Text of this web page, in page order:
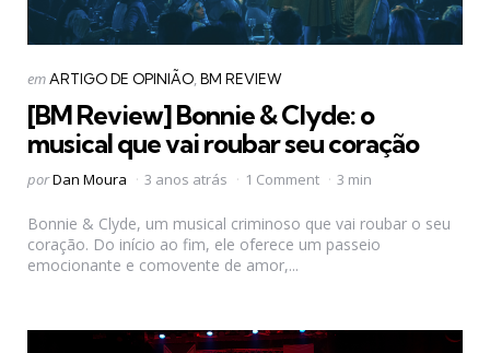
Categorias
Postado
emARTIGO DE OPINIÃO BM REVIEW
[BM Review] Bonnie & Clyde: o
musical que vai roubar seu coração
Postado
porDan Moura 3 anos atrás 1 Comment 3 min
Bonnie & Clyde, um musical criminoso que vai roubar o seu
coração. Do início ao fim, ele oferece um passeio
emocionante e comovente de amor,...